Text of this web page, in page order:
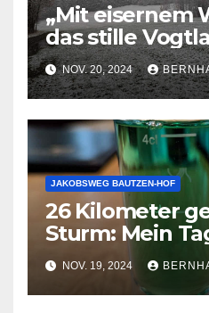
„Mit eisernem
das stille
Aue!“
NOV. 20, 2024
JAKOBSWEG BAUTZEN-HOF
26 Kilometer
Sturm: Mein
Saures,
eine Jakobs-
NOV. 19, 2024